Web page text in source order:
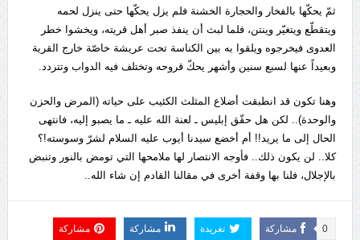
ثمّ يحكّها بالفخار والحجارة الخشنة فلم يزل يحكّها حتى ينزل لحمه
ويتقطّع ويتغيّر وينتن، فلما لبث أن ينفذ صبر أهل قريته، ويخشوا خطر
العدوى فيخرجوه ويلقوا به بين الكناسة تحت عريشة خاصّة خارج القرية
وبعيداً عنها لسبع سنين وأشهر يحكّ قروحه وتختلف فيه الدواب وتتردد.
وهنا تكون قد انطبقت أضلاع المثلث الكئيب على حياته (المرض والحزن
والوحدة).. لكن هل حقّق إبليس ـ لعنة الله عليه ـ ما يصبو إليه، فانتهى
الحال إلى ما يريد!! أم أخضع سيدنا أيوب عليه السلام لشرّ وسوسته!؟
كلا.. لن يكون ذلك.. فأوجه الانتصار لها ملامحها التي تومض بالنور وتنبض
بالإجلال، فلنا بها وقفة أخرى في مقالنا القادم إن شاء الله..
مشاركة 0 تغريدة مشاركة مشاركة